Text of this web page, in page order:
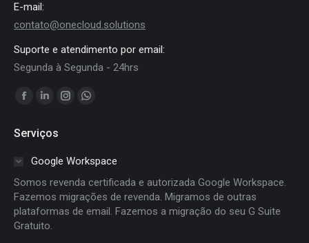
E-mail:
contato@onecloud.solutions
Suporte e atendimento por email:
Segunda à Segunda - 24hrs
Encontre-nos em:
Facebook
opens
window
Linkedin
opens
in
window
Instagram
in
new
window
Whatsapp
in
window
Serviços
Google Workspace
Somos revenda certificada e autorizada Google Workspace.
Fazemos migrações de revenda. Migramos de outras
plataformas de email. Fazemos a migração do seu G Suite
Gratuito.